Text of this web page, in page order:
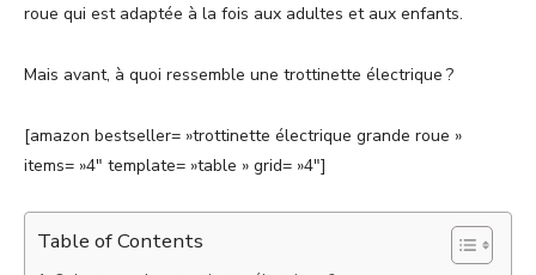
roue qui est adaptée à la fois aux adultes et aux enfants.
Mais avant, à quoi ressemble une trottinette électrique ?
[amazon bestseller= »trottinette électrique grande roue »
items= »4″ template= »table » grid= »4″]
Table of Contents